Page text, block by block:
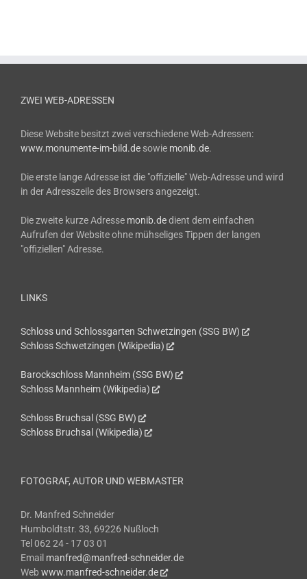
ZWEI WEB-ADRESSEN
Diese Website besitzt zwei verschiedene Web-Adressen:
www.monumente-im-bild.de sowie monib.de.
Die erste lange Adresse ist die "offizielle" Web-Adresse und wird
in der Adresszeile des Browsers angezeigt.
Die zweite kurze Adresse monib.dedient dem einfachen
Aufrufen der Website ohne mühseliges Tippen der langen
"offiziellen" Adresse.
LINKS
Schloss und Schlossgarten Schwetzingen (SSG BW)
Schloss Schwetzingen (Wikipedia)
Barockschloss Mannheim (SSG BW)
Schloss Mannheim (Wikipedia)
Schloss Bruchsal (SSG BW)
Schloss Bruchsal (Wikipedia)
FOTOGRAF, AUTOR UND WEBMASTER
Dr. Manfred Schneider
Humboldtstr. 33, 69226 Nußloch
Tel 062 24 - 17 03 01
Email manfred@manfred-schneider.de
Web www.manfred-schneider.de